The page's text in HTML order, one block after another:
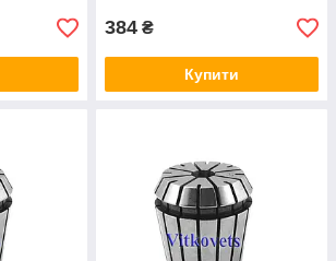
384 ₴
Купити